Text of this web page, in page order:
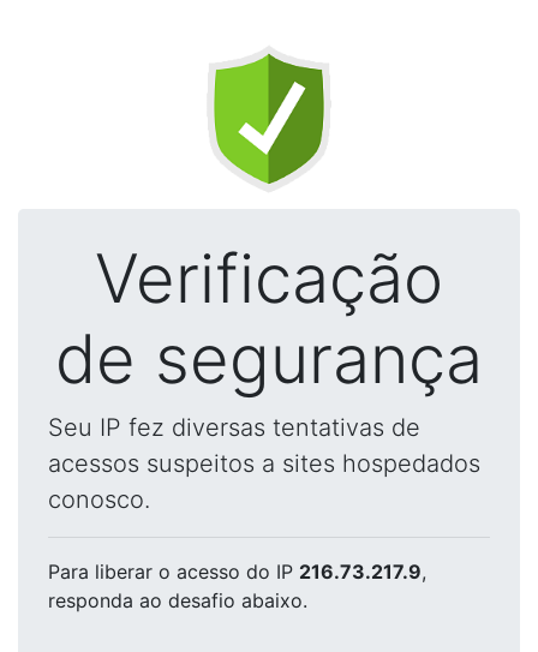
Verificação
de segurança
Seu IP fez diversas tentativas de
acessos suspeitos a sites hospedados
conosco.
Para liberar o acesso do IP 216.73.217.9,
responda ao desafio abaixo.